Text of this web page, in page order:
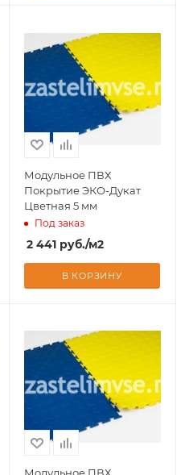
Модульное ПВХ
Покрытие ЭКО-Дукат
Цветная 5 мм
Под заказ
2 441руб./м2
В КОРЗИНУ